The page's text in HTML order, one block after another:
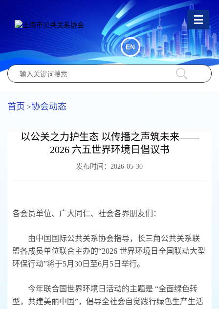
EN
首页 >协会动态
以公关之力护生态 以传播之声筑未来——
2026 六五世界环境日倡议书
发布时间：2026-05-30
各会员单位、广大同仁、社会各界朋友们：
由中国国际公共关系协会指导，长三角公共关系联
盟各成员单位联合主办的“2026 世界环境日全国联动大型
环保行动”将于5月30日至6月5日举行。
今年联合国世界环境日活动的主题是 “全面绿色转
型，共建美丽中国”，倡导全社会自觉践行绿色生产生活